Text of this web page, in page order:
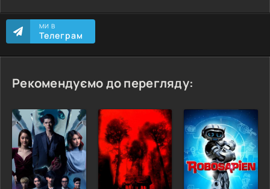
МИ В
Телеграм
Рекомендуємо до перегляду: